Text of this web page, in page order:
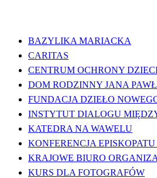
BAZYLIKA MARIACKA
CARITAS
CENTRUM OCHRONY
DOM RODZINNY JANA
FUNDACJA DZIEŁO
INSTYTUT DIALOGU
KATEDRA NA WAWELU
KONFERENCJA
KRAJOWE BIURO
KURS DLA FOTOGRAFÓW